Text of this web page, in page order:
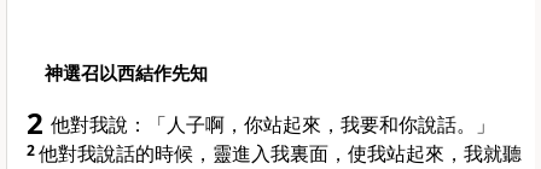
神選召以西結作先知
2 他對我說：「人子啊，你站起來，我要和你說話。」
2他對我說話的時候，靈進入我裏面，使我站起來，我就聽